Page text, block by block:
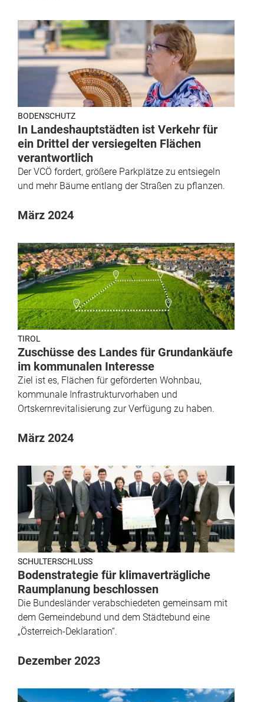
BODENSCHUTZ
In Landeshauptstädten ist Verkehr für
ein Drittel der versiegelten Flächen
verantwortlich
Der VCÖ fordert, größere Parkplätze zu entsiegeln
und mehr Bäume entlang der Straßen zu pflanzen.
März 2024
TIROL
Zuschüsse des Landes für Grundankäufe
im kommunalen Interesse
Ziel ist es, Flächen für geförderten Wohnbau,
kommunale Infrastrukturvorhaben und
Ortskernrevitalisierung zur Verfügung zu haben.
März 2024
SCHULTERSCHLUSS
Bodenstrategie für klimaverträgliche
Raumplanung beschlossen
Die Bundesländer verabschiedeten gemeinsam mit
dem Gemeindebund und dem Städtebund eine
„Österreich-Deklaration“.
Dezember 2023